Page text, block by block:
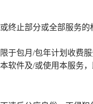
终止部分或全部服务
于包月/包年计划收费
软件及/或使用本服务